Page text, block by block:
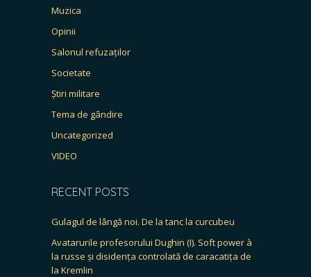
Muzica
Opinii
Salonul refuzaților
Societate
Știri militare
Tema de gândire
Uncategorized
VIDEO
RECENT POSTS
Gulagul de lângă noi. De la tanc la curcubeu
Avatarurile profesorului Dughin (I). Soft power à
la russe și disidența controlată de caracatița de
la Kremlin